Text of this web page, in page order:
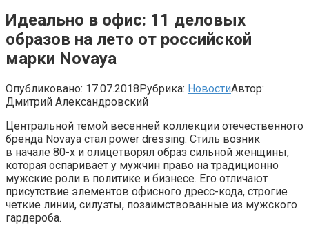
Идеально в офис: 11 деловых
образов на лето от российской
марки Novaya
Опубликовано: 17.07.2018Рубрика: НовостиАвтор:
Дмитрий Александровский
Центральной темой весенней коллекции отечественного
бренда Novaya стал power dressing. Стиль возник
в начале 80-х и олицетворял образ сильной женщины,
которая оспаривает у мужчин право на традиционно
мужские роли в политике и бизнесе. Его отличают
присутствие элементов офисного дресс-кода, строгие
четкие линии, силуэты, позаимствованные из мужского
гардероба.